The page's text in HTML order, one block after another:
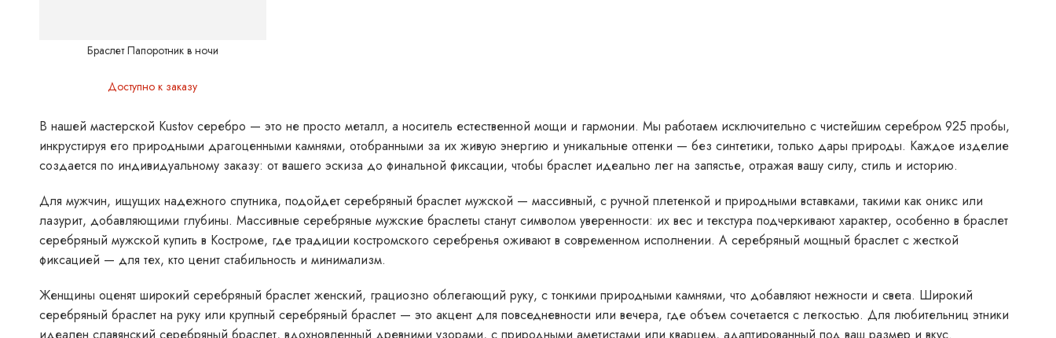
Браслет Папоротник в ночи
Доступно к заказу
В нашей мастерской Kustov серебро — это не просто металл, а носитель естественной мощи и гармонии. Мы работаем исключительно с чистейшим серебром 925 пробы,
инкрустируя его природными драгоценными камнями, отобранными за их живую энергию и уникальные оттенки — без синтетики, только дары природы. Каждое изделие
создается по индивидуальному заказу: от вашего эскиза до финальной фиксации, чтобы браслет идеально лег на запястье, отражая вашу силу, стиль и историю.
Для мужчин, ищущих надежного спутника, подойдет серебряный браслет мужской — массивный, с ручной плетенкой и природными вставками, такими как оникс или
лазурит, добавляющими глубины. Массивные серебряные мужские браслеты станут символом уверенности: их вес и текстура подчеркивают характер, особенно в браслет
серебряный мужской купить в Костроме, где традиции костромского серебренья оживают в современном исполнении. А серебряный мощный браслет с жесткой
фиксацией — для тех, кто ценит стабильность и минимализм.
Женщины оценят широкий серебряный браслет женский, грациозно облегающий руку, с тонкими природными камнями, что добавляют нежности и света. Широкий
серебряный браслет на руку или крупный серебряный браслет — это акцент для повседневности или вечера, где объем сочетается с легкостью. Для любительниц этники
идеален славянский серебряный браслет, вдохновленный древними узорами, с природными аметистами или кварцем, адаптированный под ваш размер и вкус.